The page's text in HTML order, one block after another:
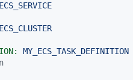
MY_ECS_TASK_DEFINITION